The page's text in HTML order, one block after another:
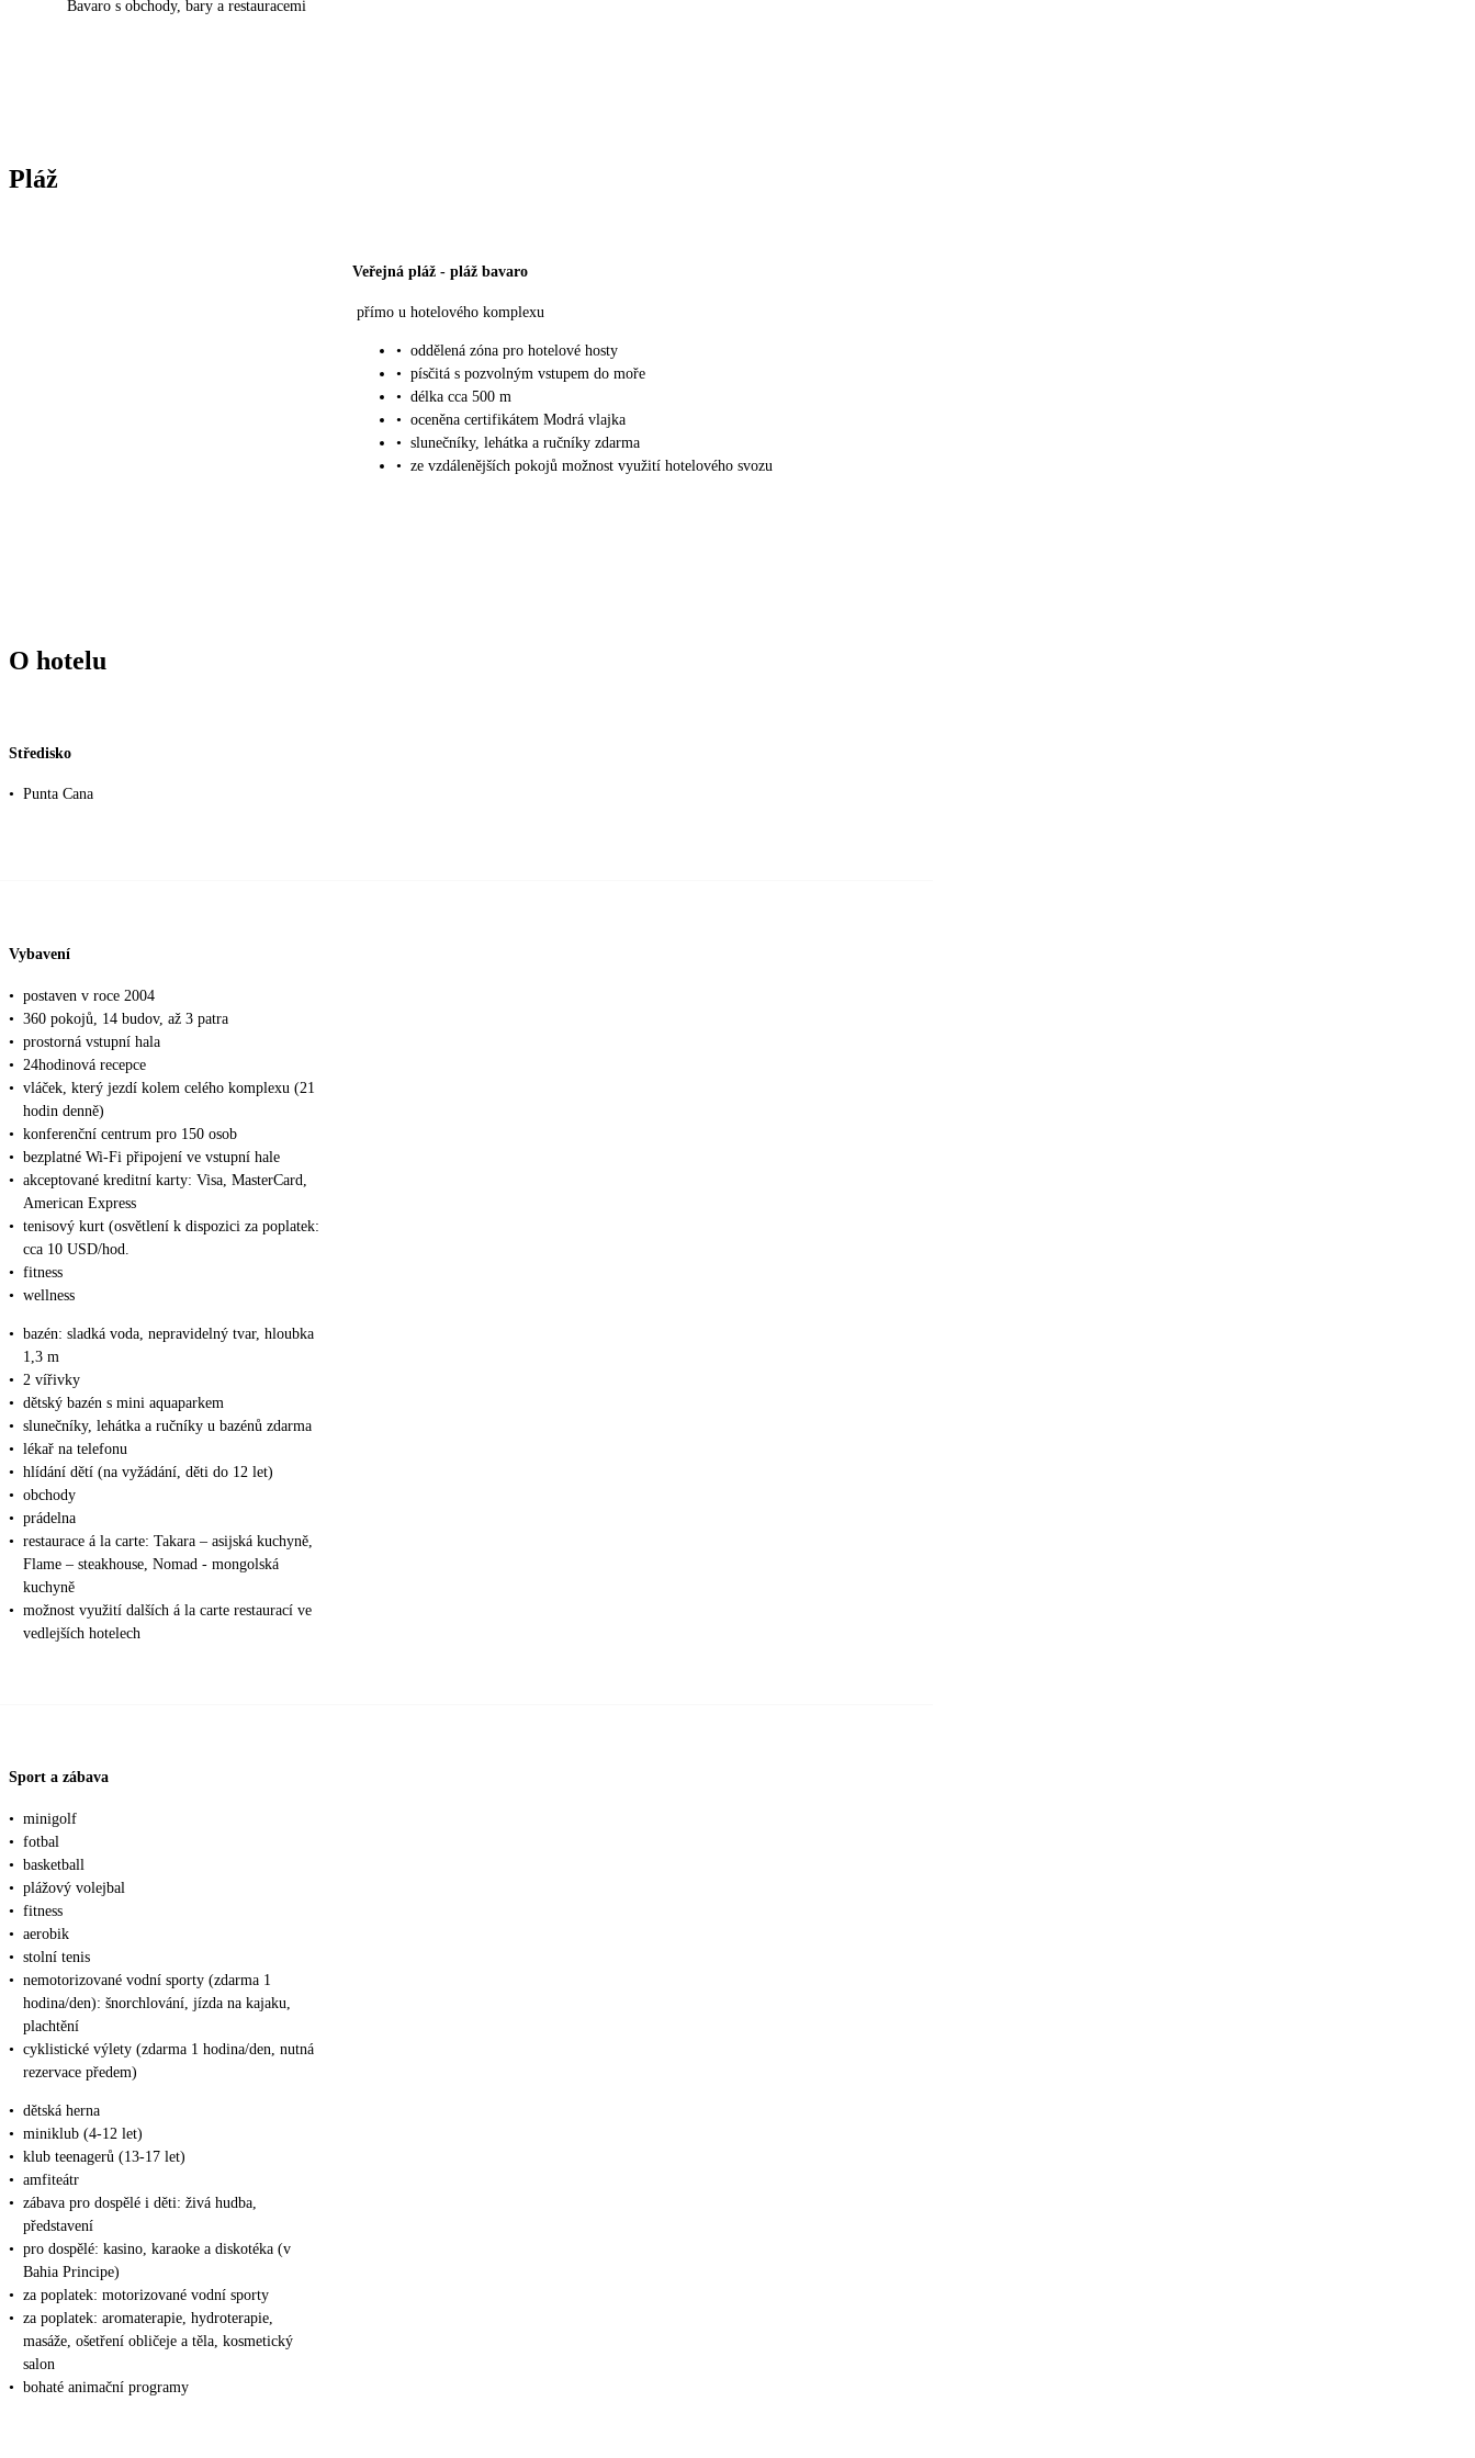
Bavaro s obchody, bary a restauracemi
Pláž
Veřejná pláž - pláž bavaro
přímo u hotelového komplexu
• oddělená zóna pro hotelové hosty
• písčitá s pozvolným vstupem do moře
• délka cca 500 m
• oceněna certifikátem Modrá vlajka
• slunečníky, lehátka a ručníky zdarma
• ze vzdálenějších pokojů možnost využití hotelového svozu
O hotelu
Středisko
• Punta Cana
Vybavení
• postaven v roce 2004
• 360 pokojů, 14 budov, až 3 patra
• prostorná vstupní hala
•
24hodinová recepce
• vláček, který jezdí kolem celého komplexu (21
hodin denně)
• konferenční centrum pro 150 osob
• bezplatné Wi-Fi připojení ve vstupní hale
• akceptované kreditní karty: Visa, MasterCard,
American Express
• tenisový kurt (osvětlení k dispozici za poplatek:
cca 10 USD/hod.
• fitness
• wellness
• bazén: sladká voda, nepravidelný tvar, hloubka
1,3 m
•
2 vířivky
• dětský bazén s mini aquaparkem
• slunečníky, lehátka a ručníky u bazénů zdarma
• lékař na telefonu
• hlídání dětí (na vyžádání, děti do 12 let)
• obchody
• prádelna
• restaurace á la carte: Takara – asijská kuchyně,
Flame – steakhouse, Nomad - mongolská
kuchyně
• možnost využití dalších á la carte restaurací ve
vedlejších hotelech
Sport a zábava
• minigolf
• fotbal
• basketball
• plážový volejbal
• fitness
• aerobik
• stolní tenis
• nemotorizované vodní sporty (zdarma 1
hodina/den): šnorchlování, jízda na kajaku,
plachtění
• cyklistické výlety (zdarma 1 hodina/den, nutná
rezervace předem)
• dětská herna
• miniklub (4-12 let)
• klub teenagerů (13-17 let)
• amfiteátr
• zábava pro dospělé i děti: živá hudba,
představení
• pro dospělé: kasino, karaoke a diskotéka (v
Bahia Principe)
• za poplatek: motorizované vodní sporty
• za poplatek: aromaterapie, hydroterapie,
masáže, ošetření obličeje a těla, kosmetický
salon
• bohaté animační programy